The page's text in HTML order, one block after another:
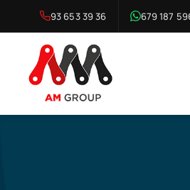
al
contenido
93 653 39 36 679 187